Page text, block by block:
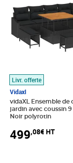
Livr. offerte
Vidaxl
vidaXL Ensemble de
jardin avec coussin 9
Noir polyrotin
499,08€ HT